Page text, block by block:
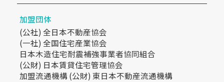
加盟団体
(公社) 全日本不動産協会
(一社) 全国住宅産業協会
日本木造住宅耐震補強事業者協同組合
(公財) 日本賃貸住宅管理協会
加盟流通機構 (公財) 東日本不動産流通機構